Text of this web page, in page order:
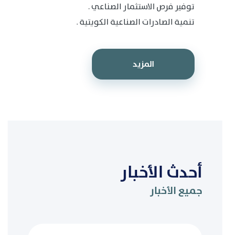
توفير فرص الاستثمار الصناعي .
تنمية الصادرات الصناعية الكويتية .
المزيد
أحدث الأخبار
جميع الأخبار